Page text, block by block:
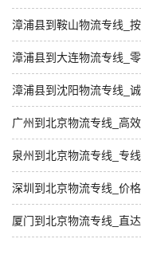
漳浦县到鞍山物流专线_
漳浦县到大连物流专线_
漳浦县到沈阳物流专线_
广州到北京物流专线_高
泉州到北京物流专线_专
深圳到北京物流专线_价
厦门到北京物流专线_直